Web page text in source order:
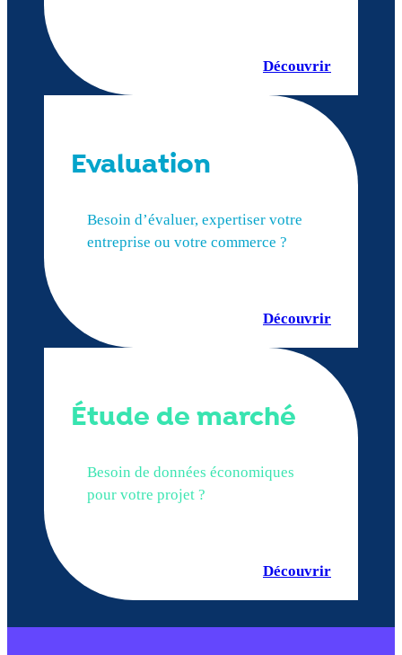
Découvrir
Evaluation
Besoin d’évaluer, expertiser votre
entreprise ou votre commerce ?
Découvrir
Étude de marché
Besoin de données économiques
pour votre projet ?
Découvrir